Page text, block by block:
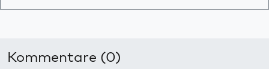
Kommentare (0)